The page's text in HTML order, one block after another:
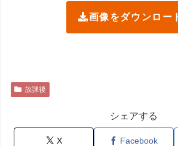
画像をダウンロー
放課後
シェアする
X Facebook